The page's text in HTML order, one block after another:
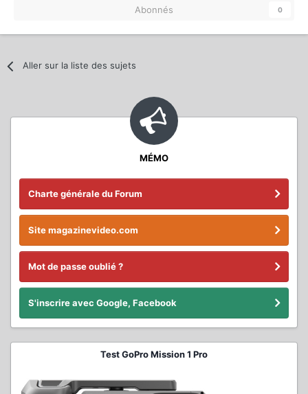
Abonnés 0
Aller sur la liste des sujets
MÉMO
Charte générale du Forum
Site magazinevideo.com
Mot de passe oublié ?
S'inscrire avec Google, Facebook
Test GoPro Mission 1 Pro